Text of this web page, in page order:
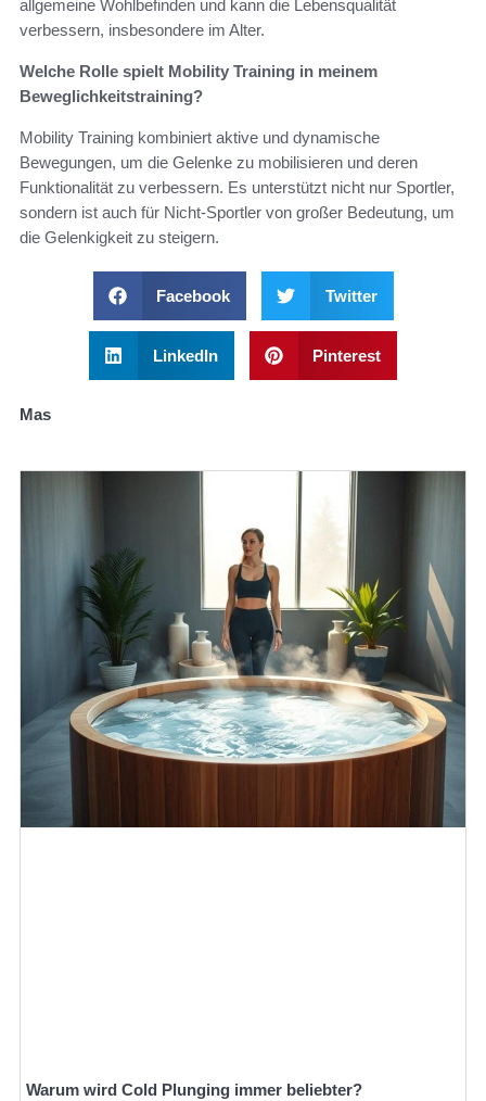
allgemeine Wohlbefinden und kann die Lebensqualität
verbessern, insbesondere im Alter.
Welche Rolle spielt Mobility Training in meinem
Beweglichkeitstraining?
Mobility Training kombiniert aktive und dynamische
Bewegungen, um die Gelenke zu mobilisieren und deren
Funktionalität zu verbessern. Es unterstützt nicht nur Sportler,
sondern ist auch für Nicht-Sportler von großer Bedeutung, um
die Gelenkigkeit zu steigern.
Facebook Twitter
LinkedIn Pinterest
Mas
Warum wird Cold Plunging immer beliebter?